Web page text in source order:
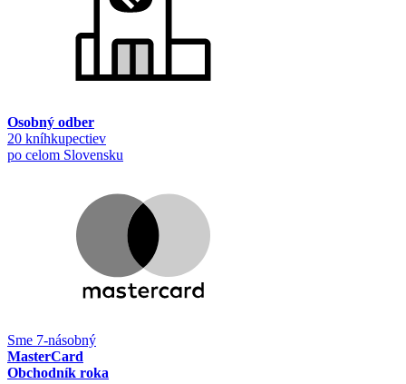
Osobný odber
20 kníhkupectiev
po celom Slovensku
Sme 7-násobný
MasterCard
Obchodník roka